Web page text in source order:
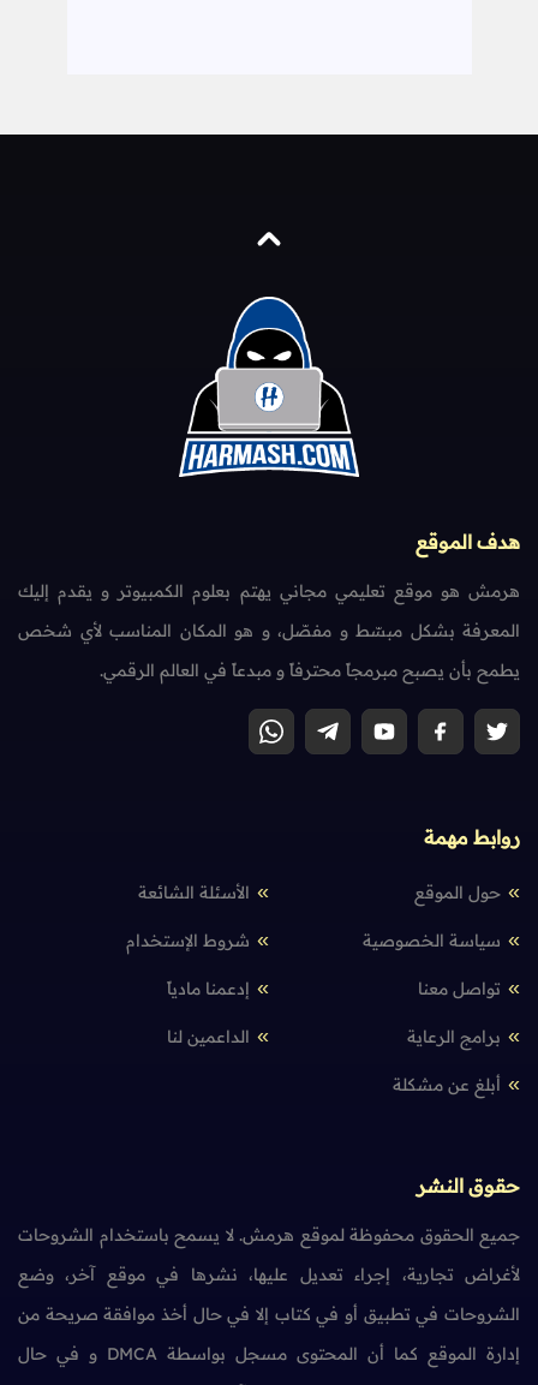
هدف الموقع
هرمش هو موقع تعليمي مجاني يهتم بعلوم الكمبيوتر و يقدم إليك
المعرفة بشكل مبسّط و مفصّل، و هو المكان المناسب لأي شخص
يطمح بأن يصبح مبرمجاً محترفاً و مبدعاً في العالم الرقمي.
روابط مهمة
حول الموقع الأسئلة الشائعة
سياسة الخصوصية شروط الإستخدام
تواصل معنا إدعمنا مادياً
برامج الرعاية الداعمين لنا
أبلغ عن مشكلة
حقوق النشر
جميع الحقوق محفوظة لموقع هرمش. لا يسمح باستخدام الشروحات
لأغراض تجارية، إجراء تعديل عليها، نشرها في موقع آخر، وضع
الشروحات في تطبيق أو في كتاب إلا في حال أخذ موافقة صريحة من
إدارة الموقع كما أن المحتوى مسجل بواسطة DMCA و في حال